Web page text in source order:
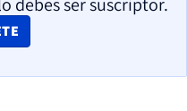
WINDOW